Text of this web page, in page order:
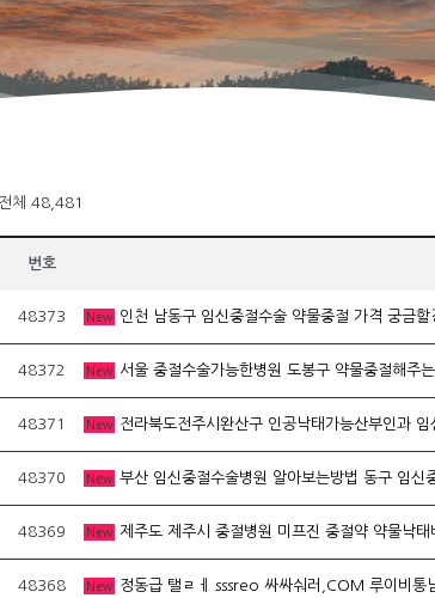
or ESC to close
전체 48,481
번호
48373 New 인천 남동구 임신중절수술 약물중절 가격 궁금
48372 New 서울 중절수술가능한병원 도봉구 약물중절해주
48371 New 전라북도전주시완산구 인공낙태가능산부인과
48370 New 부산 임신중절수술병원 알아보는방법 동구 임신
48369 New 제주도 제주시 중절병원 미프진 중절약 약물낙
48368 New 정동급 탤ㄹㅔ sssreo 싸싸숴러,COM 루이비통